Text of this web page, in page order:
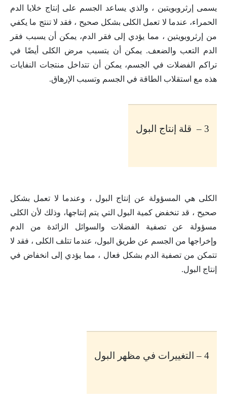
يسمى إرثروبويتين ، والذي يساعد الجسم على إنتاج خلايا الدم
الحمراء، عندما لا تعمل الكلى بشكل صحيح ، فقد لا تنتج ما يكفي
من إرثروبويتين ، مما يؤدي إلى فقر الدم، يمكن أن يسبب فقر
الدم التعب والضعف. يمكن أن يتسبب مرض الكلى أيضًا في
تراكم الفضلات في الجسم، يمكن أن تتداخل منتجات النفايات
هذه مع استقلاب الطاقة في الجسم وتسبب الإرهاق.
3 – قلة إنتاج البول
الكلى هي المسؤولة عن إنتاج البول ، وعندما لا تعمل بشكل
صحيح ، قد تنخفض كمية البول التي يتم إنتاجها، وذلك لأن الكلى
مسؤولة عن تصفية الفضلات والسوائل الزائدة من الدم
وإخراجها من الجسم عن طريق البول، عندما تتلف الكلى ، فقد لا
تتمكن من تصفية الدم بشكل فعال ، مما يؤدي إلى انخفاض في
إنتاج البول.
4 – التغييرات في مظهر البول